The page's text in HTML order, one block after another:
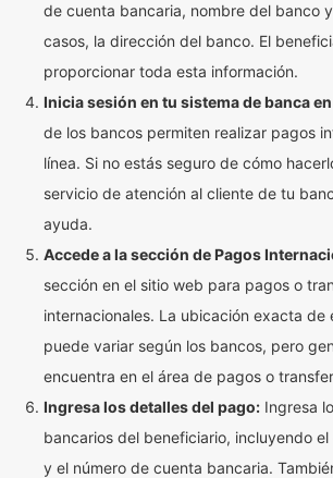
de cuenta bancaria, nombre del banco
casos, la dirección del banco. El
proporcionar toda esta información.
Inicia sesión en tu sistema de banca
de los bancos permiten realizar pagos
línea. Si no estás seguro de cómo
servicio de atención al cliente de tu
ayuda.
Accede a la sección de Pagos
sección en el sitio web para pagos o
internacionales. La ubicación exacta de
puede variar según los bancos, pero
encuentra en el área de pagos o
Ingresa los detalles del pago: Ingresa
bancarios del beneficiario, incluyendo el
y el número de cuenta bancaria.